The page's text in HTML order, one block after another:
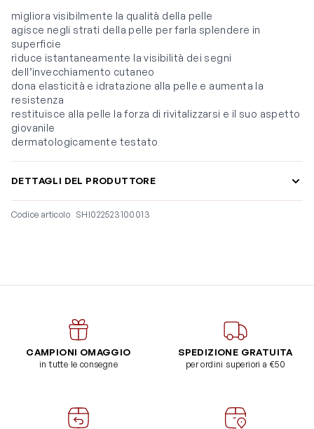
migliora visibilmente la qualità della pelle
agisce negli strati della pelle per farla splendere in
superficie
riduce istantaneamente la visibilità dei segni
dell’invecchiamento cutaneo
dona elasticità e idratazione alla pelle e aumenta la
resistenza
restituisce alla pelle la forza di rivitalizzarsi e il suo aspetto
giovanile
dermatologicamente testato
DETTAGLI DEL PRODUTTORE
Codice articolo SHI022523100013
CAMPIONI OMAGGIO
in tutte le consegne
SPEDIZIONE GRATUITA
per ordini superiori a €50